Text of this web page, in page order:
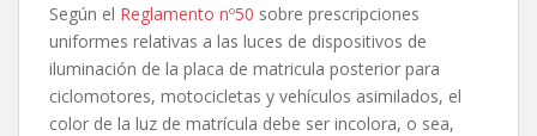
Según el Reglamento nº50 sobre prescripciones
uniformes relativas a las luces de dispositivos de
iluminación de la placa de matricula posterior para
ciclomotores, motocicletas y vehículos asimilados, el
color de la luz de matrícula debe ser incolora, o sea,